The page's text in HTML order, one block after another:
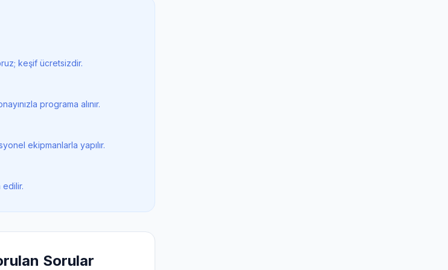
keşif ücretsizdir.
programa alınır.
ekipmanlarla yapılır.
edilir.
Sorular